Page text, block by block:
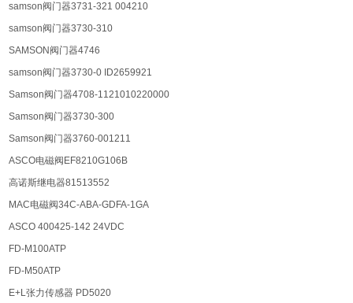
samson阀门器3731-321 004210
samson阀门器3730-310
SAMSON阀门器4746
samson阀门器3730-0 ID2659921
Samson阀门器4708-1121010220000
Samson阀门器3730-300
Samson阀门器3760-001211
ASCO电磁阀EF8210G106B
高诺斯继电器81513552
MAC电磁阀34C-ABA-GDFA-1GA
ASCO 400425-142 24VDC
FD-M100ATP
FD-M50ATP
E+L张力传感器 PD5020